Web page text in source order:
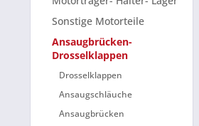
Sonstige Motorteile
Ansaugbrücken-
Drosselklappen
Drosselklappen
Ansaugschläuche
Ansaugbrücken